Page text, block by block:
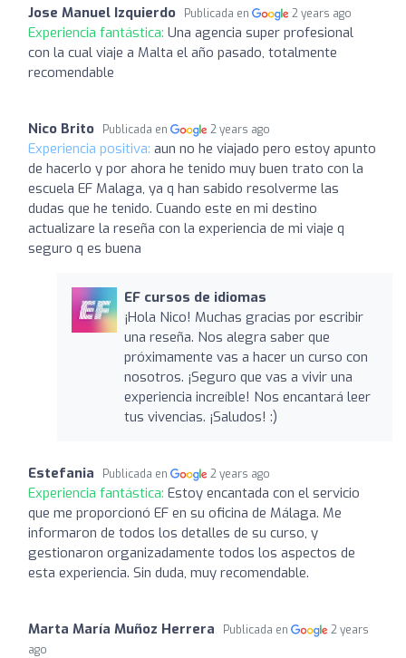
Jose Manuel Izquierdo Publicada en 2 years ago
Experiencia fantástica: Una agencia super profesional
con la cual viaje a Malta el año pasado, totalmente
recomendable
Nico Brito Publicada en 2 years ago
Experiencia positiva: aun no he viajado pero estoy apunto
de hacerlo y por ahora he tenido muy buen trato con la
escuela EF Malaga, ya q han sabido resolverme las
dudas que he tenido. Cuando este en mi destino
actualizare la reseña con la experiencia de mi viaje q
seguro q es buena
EF cursos de idiomas
¡Hola Nico! Muchas gracias por escribir
una reseña. Nos alegra saber que
próximamente vas a hacer un curso con
nosotros. ¡Seguro que vas a vivir una
experiencia increíble! Nos encantará leer
tus vivencias. ¡Saludos! :)
Estefania Publicada en 2 years ago
Experiencia fantástica: Estoy encantada con el servicio
que me proporcionó EF en su oficina de Málaga. Me
informaron de todos los detalles de su curso, y
gestionaron organizadamente todos los aspectos de
esta experiencia. Sin duda, muy recomendable.
Marta María Muñoz Herrera Publicada en
2 years
ago